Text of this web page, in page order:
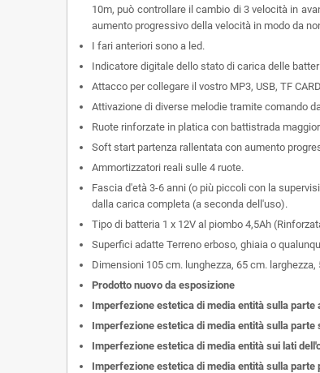
10m, può controllare il cambio di 3 velocità in
aumento progressivo della velocità in modo da
I fari anteriori sono a led.
Indicatore digitale dello stato di carica delle
Attacco per collegare il vostro MP3, USB, TF
Attivazione di diverse melodie tramite comando
Ruote rinforzate in platica con battistrada
Soft start partenza rallentata con aumento
Ammortizzatori reali sulle 4 ruote.
Fascia d'età 3-6 anni (o più piccoli con la
dalla carica completa (a seconda dell'uso).
Tipo di batteria 1 x 12V al piombo 4,5Ah
Superfici adatte Terreno erboso, ghiaia o
Dimensioni 105 cm. lunghezza, 65 cm. larghezza,
Prodotto nuovo da esposizione
Imperfezione estetica di media entità sulla
Imperfezione estetica di media entità sulla
Imperfezione estetica di media entità sui lati
Imperfezione estetica di media entità sulla